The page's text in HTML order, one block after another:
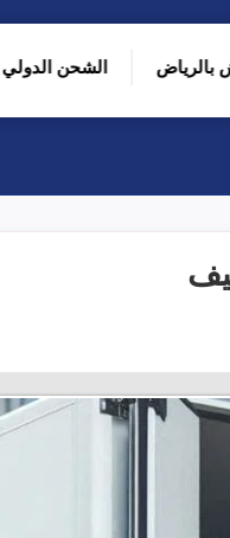
بالرياض الشحن الدولي